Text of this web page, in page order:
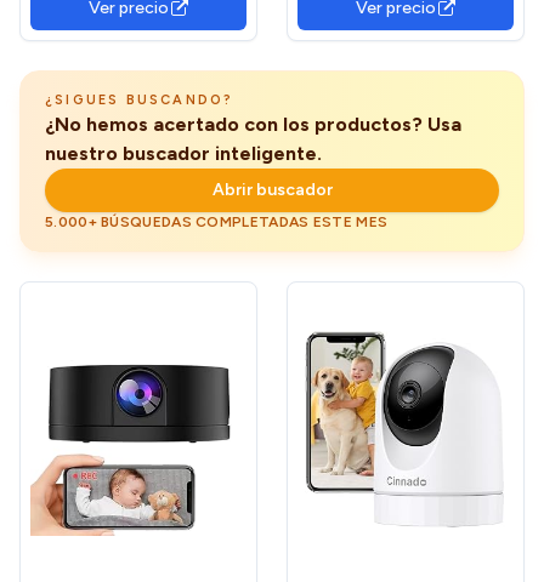
Al Detección de
Movimiento, Transmisión
Ver precio
guardería, interior, exterior,
garaje, escuela, patio, lugar
Ver precio
¿SIGUES BUSCANDO?
¿No hemos acertado con los productos? Usa
nuestro buscador inteligente.
Abrir buscador
5.000+ BÚSQUEDAS COMPLETADAS ESTE MES